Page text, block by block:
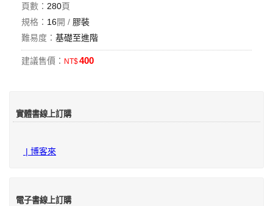
頁數： 280頁
規格： 16開 / 膠裝
難易度： 基礎至進階
建議售價： NT$400
實體書線上訂購
| 博客來
電子書線上訂購